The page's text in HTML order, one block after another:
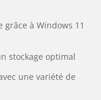
à Windows 11
stockage optimal
une variété de